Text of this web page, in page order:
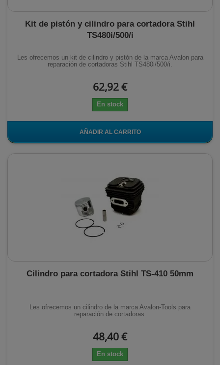
Kit de pistón y cilindro para cortadora Stihl
TS480i/500/i
Les ofrecemos un kit de cilindro y pistón de la marca Avalon para
reparación de cortadoras Stihl TS480i/500/i.
62,92 €
En stock
AÑADIR AL CARRITO
Cilindro para cortadora Stihl TS-410 50mm
Les ofrecemos un cilindro de la marca Avalon-Tools para
reparación de cortadoras.
48,40 €
En stock